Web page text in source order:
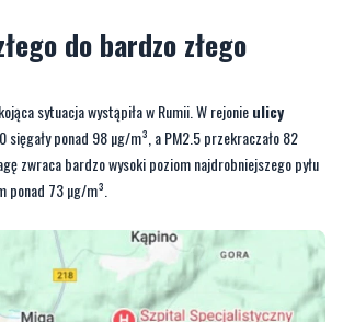
do bardzo złego
sytuacja wystąpiła w Rumii. W rejonieulicy
sięgały ponad 98 µg/m³, a PM2.5 przekraczało 82
zwraca bardzo wysoki poziom najdrobniejszego pyłu
ponad 73 µg/m³.